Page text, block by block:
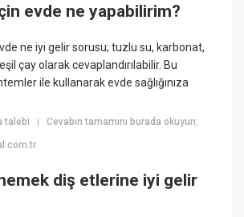
evde ne yapabilirim?
ne iyi gelir sorusu; tuzlu su, karbonat,
çay olarak cevaplandırılabilir. Bu
ile kullanarak evde sağlığınıza
talebi |Cevabın tamamını burada okuyun:
diş etlerine iyi gelir